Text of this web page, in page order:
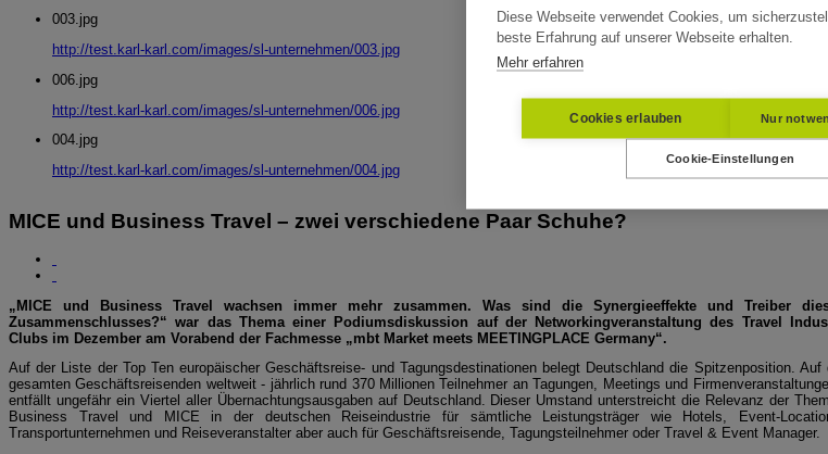
003.jpg
http://test.karl-karl.com/images/sl-unternehmen/003.jpg
006.jpg
http://test.karl-karl.com/images/sl-unternehmen/006.jpg
004.jpg
http://test.karl-karl.com/images/sl-unternehmen/004.jpg
MICE und Business Travel – zwei verschiedene Paar Schuhe?
„MICE und Business Travel wachsen immer mehr zusammen. Was sind die Synergieeffekte und Treiber
Zusammenschlusses?“ war das Thema einer Podiumsdiskussion auf der Networkingveranstaltung des Travel
Clubs im Dezember am Vorabend der Fachmesse „mbt Market meets MEETINGPLACE Germany“.
Auf der Liste der Top Ten europäischer Geschäftsreise- und Tagungsdestinationen belegt Deutschland die Spitzenposition. Auf
gesamten Geschäftsreisenden weltweit - jährlich rund 370 Millionen Teilnehmer an Tagungen, Meetings und
entfällt ungefähr ein Viertel aller Übernachtungsausgaben auf Deutschland. Dieser Umstand unterstreicht die Relevanz der
Business Travel und MICE in der deutschen Reiseindustrie für sämtliche Leistungsträger wie Hotels, Event-
Transportunternehmen und Reiseveranstalter aber auch für Geschäftsreisende, Tagungsteilnehmer oder Travel & Event Manager.
Diese Webseite verwendet Cookies, um
beste Erfahrung auf unserer Webseite erhalten.
Mehr erfahren
Cookies erlauben Nur
Cookie-Einstellungen